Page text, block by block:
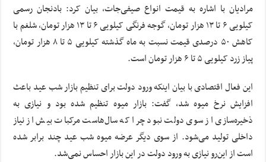
مرادیان با اشاره به قیمت انواع صیفی‌جات، بیان کرد: بادنجان رسمی
کیلویی ۶ تا ۱۳ هزار تومان، گوجه فرنگی کیلویی ۶ تا ۱۳ هزار تومان، شلغم با
کاهش ۵۰ درصدی قیمت نسبت به ماه گذشته کیلویی ۵ تا ۸ هزار تومان،
پیاز زرد کیلویی ۵ تا ۶ هزار تومان است.
این فعال اقتصادی با بیان اینکه ورود دولت برای تنظیم بازار شب عید باعث
افزایش نرخ میوه ‌شد، گفت: بازار میوه تنظیم شده بود و نیازی به
ذخیره‌سازی از سوی دولت نبود چرا که سال‌هاست مرکبات بیش از نیاز
داخلی تولید می‌شود. از سوی دیگر عرضه میوه شب عید چند برابر شده
است از این‌رو نیازی به ورود دولت در این بازار احساس نمی‌شد.